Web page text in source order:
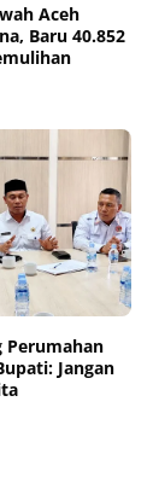
Aceh
Baru 40.852
Perumahan
Jangan